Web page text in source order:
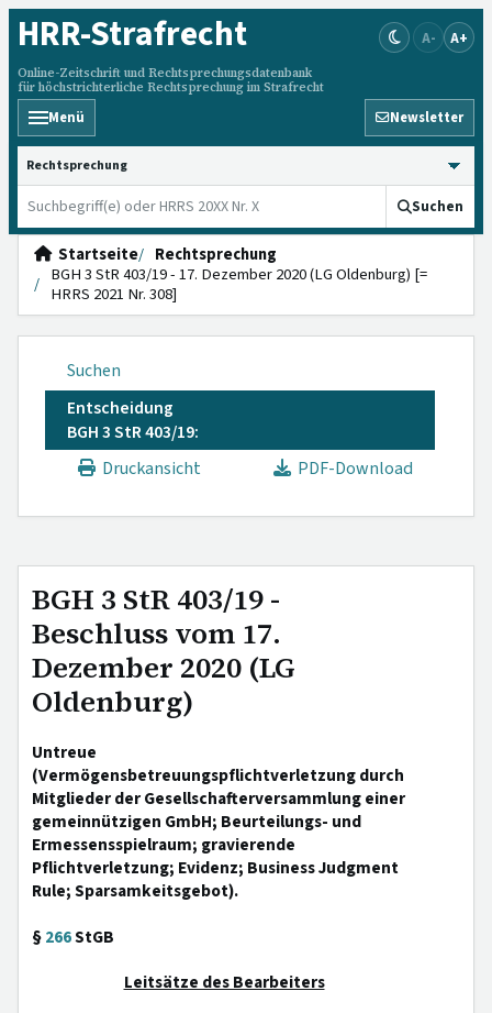
HRR-Strafrecht
Online-Zeitschrift und Rechtsprechungsdatenbank
für höchstrichterliche Rechtsprechung im Strafrecht
A- A+
Menü Newsletter
HRRS durchsuchen
Suchen
Startseite
Rechtsprechung
BGH 3 StR 403/19 - 17. Dezember 2020 (LG Oldenburg) [=
HRRS 2021 Nr. 308]
Suchen
Entscheidung
BGH 3 StR 403/19:
Druckansicht
PDF-Download
BGH 3 StR 403/19 -
Beschluss vom 17.
Dezember 2020 (LG
Oldenburg)
Untreue
(Vermögensbetreuungspflichtverletzung durch
Mitglieder der Gesellschafterversammlung einer
gemeinnützigen GmbH; Beurteilungs- und
Ermessensspielraum; gravierende
Pflichtverletzung; Evidenz; Business Judgment
Rule; Sparsamkeitsgebot).
§266StGB
Leitsätze des Bearbeiters